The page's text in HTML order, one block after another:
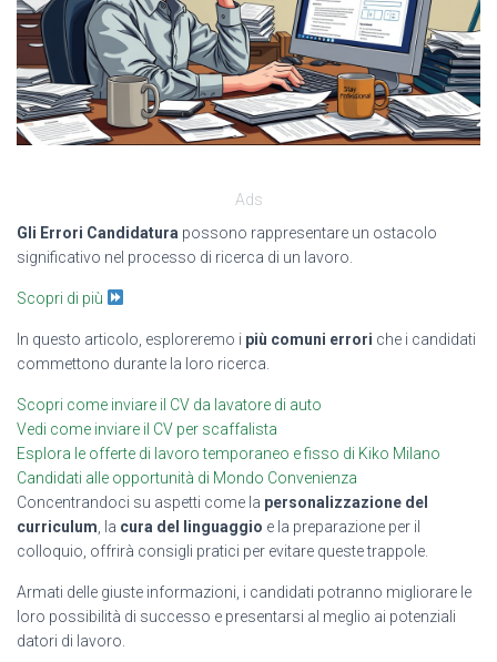
N
Ads
Gli Errori Candidatura possono rappresentare un ostacolo
significativo nel processo di ricerca di un lavoro.
Scopri di più
In questo articolo, esploreremo i più comuni errori che i candidati
commettono durante la loro ricerca.
Scopri come inviare il CV da lavatore di auto
Vedi come inviare il CV per scaffalista
Esplora le offerte di lavoro temporaneo e fisso di Kiko Milano
Candidati alle opportunità di Mondo Convenienza
Concentrandoci su aspetti come la personalizzazione del
curriculum , la cura del linguaggio e la preparazione per il
colloquio, offrirà consigli pratici per evitare queste trappole.
Armati delle giuste informazioni, i candidati potranno migliorare le
loro possibilità di successo e presentarsi al meglio ai potenziali
datori di lavoro.